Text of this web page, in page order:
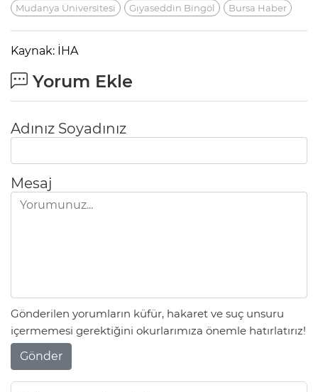
Mudanya Üniversitesi
Gıyaseddin Bingöl Bursa Haber
Kaynak: İHA
Yorum Ekle
Adınız Soyadınız
Mesaj
Gönderilen yorumların küfür, hakaret ve suç unsuru
içermemesi gerektiğini okurlarımıza önemle hatırlatırız!
Gönder